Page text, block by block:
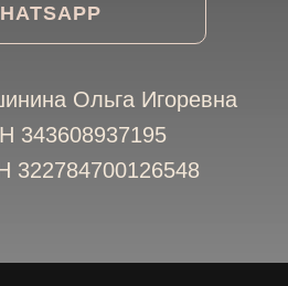
Ольга Игоревна
322784700126548
343608937195